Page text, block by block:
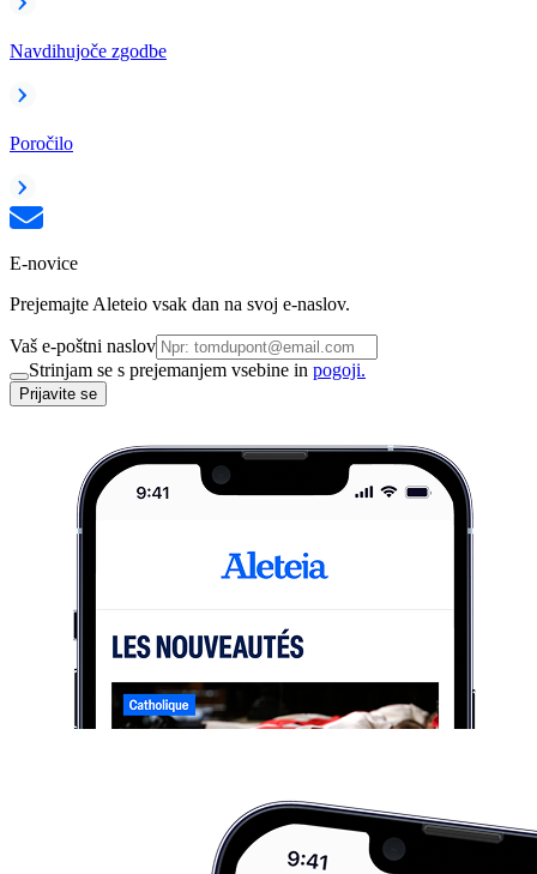
Navdihujoče zgodbe
Poročilo
E-novice
Prejemajte Aleteio vsak dan na svoj e-naslov.
Vaš e-poštni naslov
Strinjam se s prejemanjem vsebine in pogoji.
Prijavite se